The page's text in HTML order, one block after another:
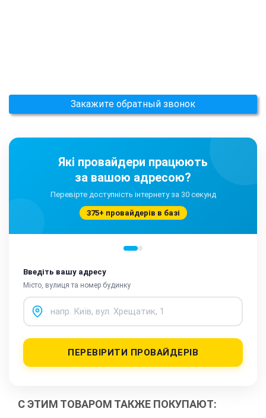
Закажите обратный звонок
Які провайдери працюють
за вашою адресою?
Перевірте доступність інтернету за 30 секунд
375+ провайдерів в базі
Введіть вашу адресу
Місто, вулиця та номер будинку
ПЕРЕВІРИТИ ПРОВАЙДЕРІВ
С ЭТИМ ТОВАРОМ ТАКЖЕ ПОКУПАЮТ: